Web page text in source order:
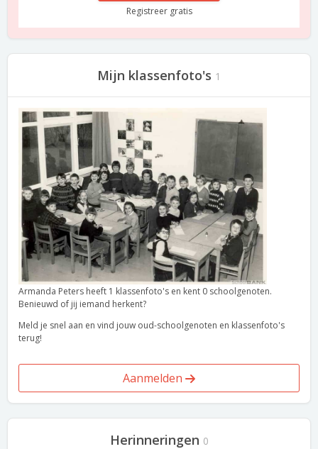
Registreer gratis
Mijn klassenfoto's 1
Armanda Peters heeft 1 klassenfoto's en kent 0 schoolgenoten.
Benieuwd of jij iemand herkent?
Meld je snel aan en vind jouw oud-schoolgenoten en klassenfoto's
terug!
Aanmelden
Herinneringen 0